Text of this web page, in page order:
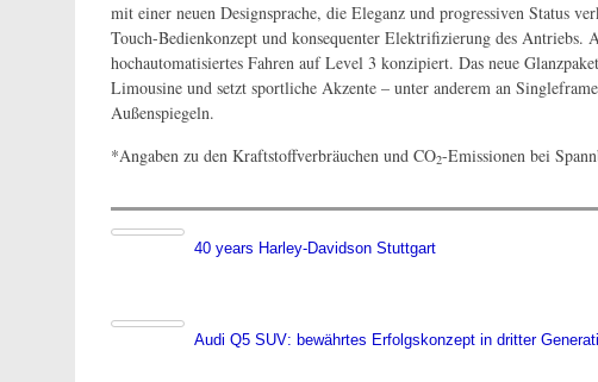
mit einer neuen Designsprache, die Eleganz und progressiven Status
Touch-Bedienkonzept und konsequenter Elektrifizierung des
hochautomatisiertes Fahren auf Level 3 konzipiert. Das neue
Limousine und setzt sportliche Akzente – unter anderem an
Außenspiegeln.
*Angaben zu den Kraftstoffverbräuchen und CO2-Emissionen bei
40 years Harley-Davidson Stuttgart
Audi Q5 SUV: bewährtes Erfolgskonzept in dritter